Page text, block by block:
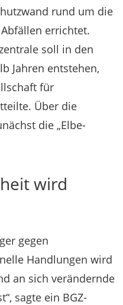
rund um die
errichtet.
soll in den
Jahren entstehen,
für
Über die
die „Elbe-
wird
gegen
Handlungen wird
an sich verändernde
sagte ein BGZ-